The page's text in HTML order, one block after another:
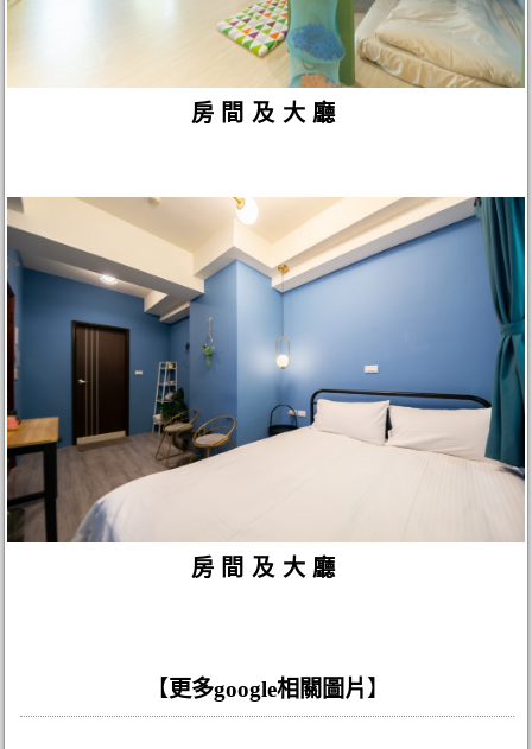
房間及大廳
房間及大廳
【更多google相關圖片 】